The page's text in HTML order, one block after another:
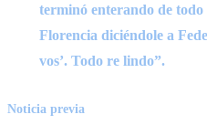
terminó enterando de
Florencia diciéndole a
vos’. Todo re lindo”.
Noticia previa